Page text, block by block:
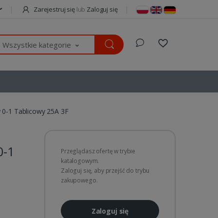
Zarejestruj się lub Zaloguj się
Wszystkie kategorie
0-1 Tablicowy 25A 3F
1
Przeglądasz ofertę w trybie
katalogowym.
Zaloguj się, aby przejść do trybu
zakupowego.
Zaloguj się